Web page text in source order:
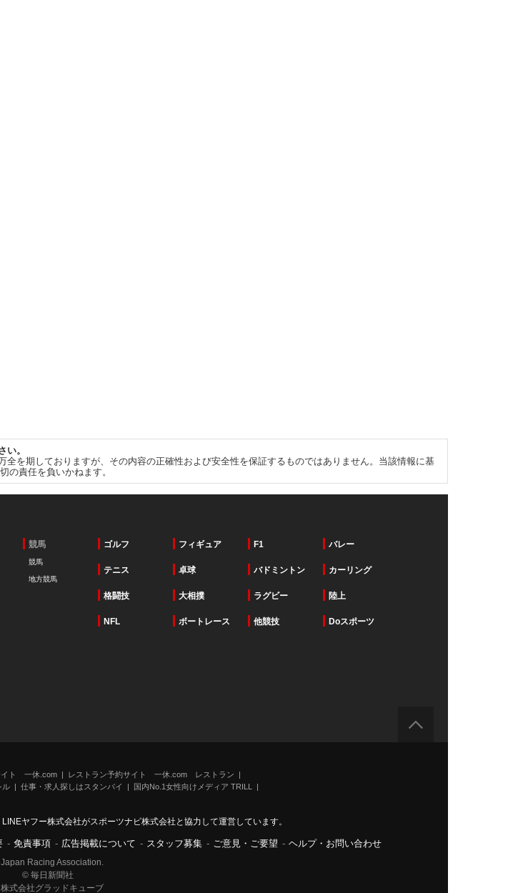
い。
を期しておりますが、その内容の正確性および安全性を保証するものではありません。当該情報に基
の責任を負いかねます。
競馬
競馬
地方競馬
ゴルフ フィギュア F1 バレー
テニス 卓球 バドミントン カーリング
格闘技 大相撲 ラグビー 陸上
NFL ボートレース 他競技 Doスポーツ
イト 一休.com
レストラン予約サイト 一休.com レストラン
ル 仕事・求人探しはスタンバイ
国内No.1女性向けメディア TRILL
ヤフー株式会社がスポーツナビ株式会社と協力して運営しています。
- 免責事項 - 広告掲載について - スタッフ募集 - ご意見・ご要望 - ヘルプ・お問い合わせ
Racing Association.
© 毎日新聞社
式会社グラッドキューブ